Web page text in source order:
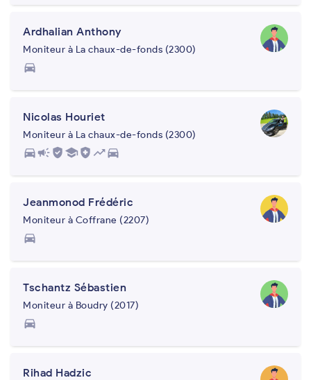
Ardhalian Anthony
Moniteur à La chaux-de-fonds (2300)
directions_car
Nicolas Houriet
Moniteur à La chaux-de-fonds (2300)
directions_carcampaign gpp_good school health_and_safety trending_updirections_car
Jeanmonod Frédéric
Moniteur à Coffrane (2207)
directions_car
Tschantz Sébastien
Moniteur à Boudry (2017)
directions_car
Rihad Hadzic